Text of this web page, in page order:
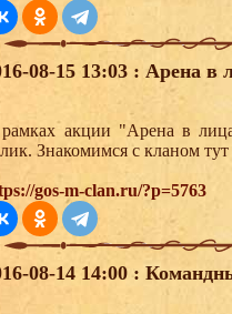
08-15 13:03 : Арена в
акции "Арена в
Знакомимся с кланом тут
gos-m-clan.ru/?p=5763
08-14 14:00 :